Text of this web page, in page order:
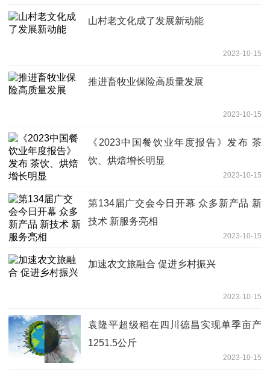
山村老文化成了发展新动能
2023-10-15
推进畜牧业保险高质量发展
2023-10-15
《2023中国餐饮业年度报告》发布 茶
饮、烘焙增长明显
2023-10-15
第134届广交会今日开幕 众多新产品 新
技术 新服务亮相
2023-10-15
加速农文旅融合 促进乡村振兴
2023-10-15
袁隆平超级稻在四川德昌实现单季亩产
1251.5公斤
2023-10-15